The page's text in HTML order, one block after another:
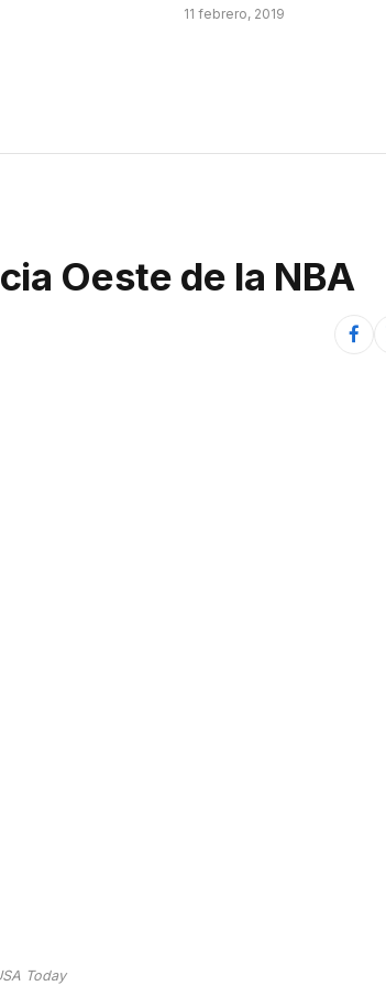
11 febrero, 2019
Oeste de la NBA
Today